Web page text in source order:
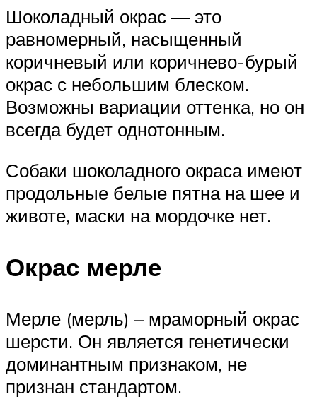
Шоколадный окрас — это
равномерный, насыщенный
коричневый или коричнево-бурый
окрас с небольшим блеском.
Возможны вариации оттенка, но он
всегда будет однотонным.
Собаки шоколадного окраса имеют
продольные белые пятна на шее и
животе, маски на мордочке нет.
Окрас мерле
Мерле (мерль) – мраморный окрас
шерсти. Он является генетически
доминантным признаком, не
признан стандартом.